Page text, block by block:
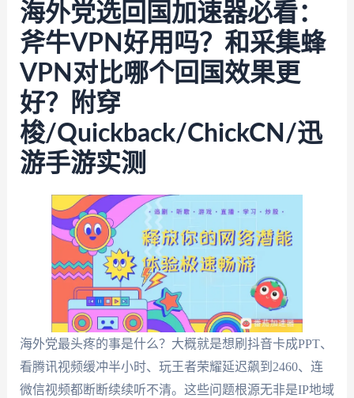
海外党选回国加速器必看：
斧牛VPN好用吗？和采集蜂
VPN对比哪个回国效果更
好？附穿
梭/Quickback/ChickCN/迅
游手游实测
海外党最头疼的事是什么？大概就是想刷抖音卡成PPT、
看腾讯视频缓冲半小时、玩王者荣耀延迟飙到2460、连
微信视频都断断续续听不清。这些问题根源无非是IP地域